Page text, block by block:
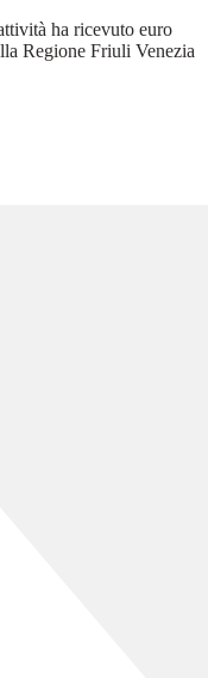
ha ricevuto euro
Regione Friuli Venezia